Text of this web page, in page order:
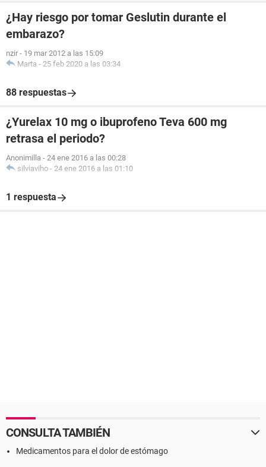
¿Hay riesgo por tomar Geslutin durante el
embarazo?
nzir - 19 mar 2012 a las 15:09
Marta - 25 feb 2020 a las 03:34
88 respuestas
¿Yurelax 10 mg o ibuprofeno Teva 600 mg
retrasa el periodo?
Anonimilla - 24 ene 2016 a las 00:28
silviaviho - 24 ene 2016 a las 01:10
1 respuesta
CONSULTA TAMBIÉN
Medicamentos para el dolor de estómago